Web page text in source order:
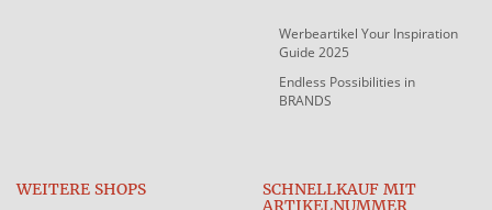
Werbeartikel Your Inspiration
Guide 2025
Endless Possibilities in
BRANDS
WEITERE SHOPS
SCHNELLKAUF MIT
ARTIKELNUMMER